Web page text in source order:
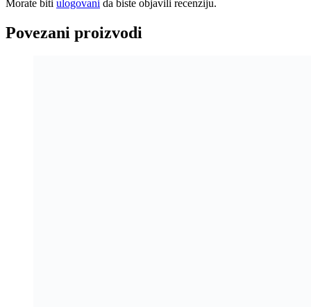
Morate biti ulogovani da biste objavili recenziju.
Povezani proizvodi